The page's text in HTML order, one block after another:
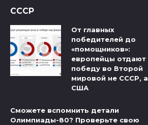
СССР
От главных
победителей до
«помощников»:
европейцы отдают
победу во Второй
мировой не СССР, а
США
Сможете вспомнить детали
Олимпиады-80? Проверьте свою